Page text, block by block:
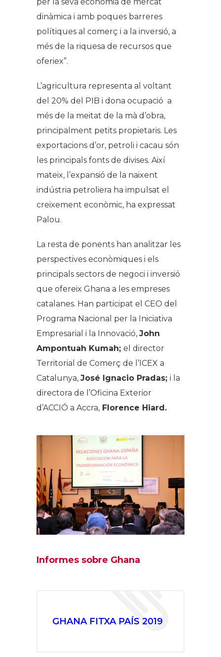
per la seva economia de mercat
dinàmica i amb poques barreres
polítiques al comerç i a la inversió, a
més de la riquesa de recursos que
oferiex”.
L’agricultura representa al voltant
del 20% del PIB i dona ocupació a
més de la meitat de la mà d’obra,
principalment petits propietaris. Les
exportacions d’or, petroli i cacau són
les principals fonts de divises. Així
mateix, l’expansió de la naixent
indústria petroliera ha impulsat el
creixement econòmic, ha expressat
Palou.
La resta de ponents han analitzar les
perspectives econòmiques i els
principals sectors de negoci i inversió
que ofereix Ghana a les empreses
catalanes. Han participat el CEO del
Programa Nacional per la Iniciativa
Empresarial i la Innovació, John
Ampontuah Kumah; el director
Territorial de Comerç de l’ICEX a
Catalunya, José Ignacio Pradas; i la
directora de l’Oficina Exterior
d’ACCIÓ a Accra, Florence Hiard.
Informes sobre Ghana
GHANA FITXA PAÍS 2019